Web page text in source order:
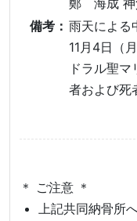
鄭 海成 神
備考： 雨天による
11月4日（
ドラル聖
者および死
＊ ご注意 ＊
上記共同納骨所